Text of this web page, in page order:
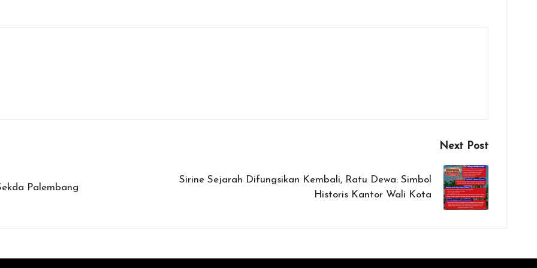
Palembang
Next Post
Sirine Sejarah Difungsikan Kembali, Ratu Dewa: Simbol
Historis Kantor Wali Kota